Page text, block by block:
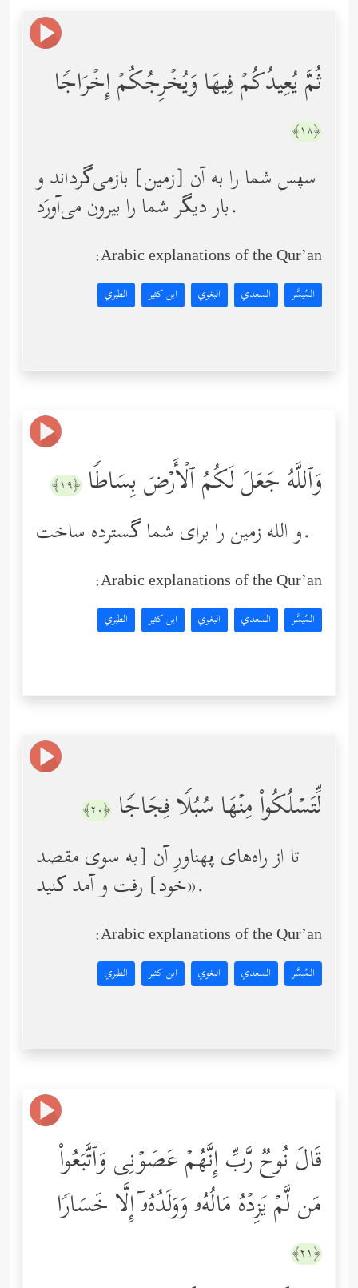
ثُمَّ یُعِیدُكُمۡ فِیهَا وَیُخۡرِجُكُمۡ إِخۡرَاجࣰا
﴿١٨﴾
سپس شما را به آن [زمین] بازمی‌گرداند و
بار دیگر شما را بیرون می‌آورَد.
Arabic explanations of the Qur’an:
المُيسَّر السعدي البغوي ابن كثير الطبري
وَٱللَّهُ جَعَلَ لَكُمُ ٱلۡأَرۡضَ بِسَاطࣰا ﴿١٩﴾
و الله زمین را برای شما گسترده ساخت.
Arabic explanations of the Qur’an:
المُيسَّر السعدي البغوي ابن كثير الطبري
لِّتَسۡلُكُواْ مِنۡهَا سُبُلࣰا فِجَاجࣰا ﴿٢٠﴾
تا از راه‌های پهناورِ آن [به سوی مقصد
خود] رفت و آمد کنید».
Arabic explanations of the Qur’an:
المُيسَّر السعدي البغوي ابن كثير الطبري
قَالَ نُوحࣱ رَّبِّ إِنَّهُمۡ عَصَوۡنِی وَٱتَّبَعُواْ
مَن لَّمۡ یَزِدۡهُ مَالُهُۥ وَوَلَدُهُۥۤ إِلَّا خَسَارࣰا
﴿٢١﴾